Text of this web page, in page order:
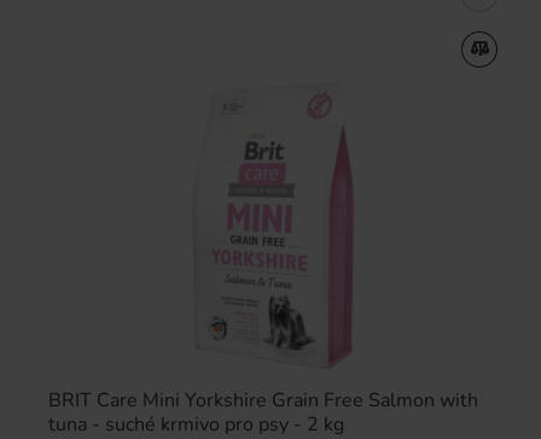
BRIT Care Mini Yorkshire Grain Free Salmon with
tuna - suché krmivo pro psy - 2 kg